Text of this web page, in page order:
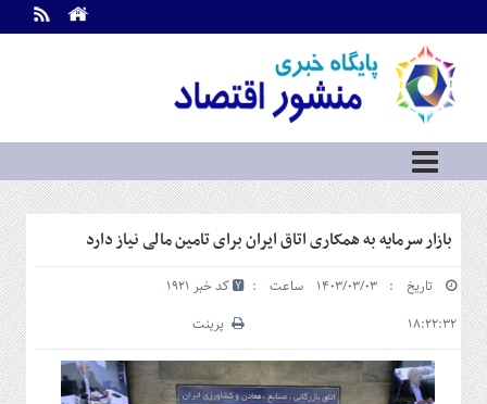
اطلاعات
تماس
ما
درباره
ما
سرویس
ها
بازار
سرمایه
و
بورس
مسکن
بازار سرمایه به همکاری اتاق ایران برای تامین مالی نیاز دارد
تاریخ : ۱۴۰۳/۰۳/۰۳ ساعت :
۱۸:۲۲:۳۲
کد خبر 1921
پرینت